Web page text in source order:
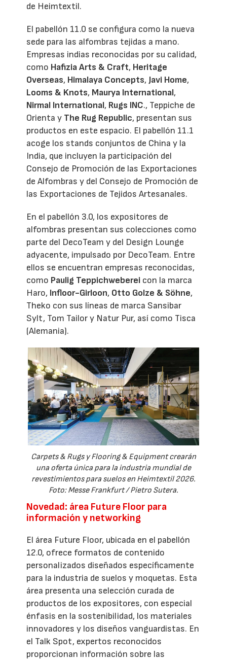
de Heimtextil.
El pabellón 11.0 se configura como la nueva
sede para las alfombras tejidas a mano.
Empresas indias reconocidas por su calidad,
como Hafizia Arts & Craft, Heritage
Overseas, Himalaya Concepts,Javi Home,
Looms & Knots, Maurya International,
Nirmal International, Rugs INC., Teppiche de
Orienta y The Rug Republic, presentan sus
productos en este espacio. El pabellón 11.1
acoge los stands conjuntos de China y la
India, que incluyen la participación del
Consejo de Promoción de las Exportaciones
de Alfombras y del Consejo de Promoción de
las Exportaciones de Tejidos Artesanales.
En el pabellón 3.0, los expositores de
alfombras presentan sus colecciones como
parte del DecoTeam y del Design Lounge
adyacente, impulsado por DecoTeam. Entre
ellos se encuentran empresas reconocidas,
como Paulig Teppichweberei con la marca
Haro, Infloor-Girloon, Otto Golze & Söhne,
Theko con sus líneas de marca Sansibar
Sylt, Tom Tailor y Natur Pur, así como Tisca
(Alemania).
Carpets & Rugs y Flooring & Equipment crearán
una oferta única para la industria mundial de
revestimientos para suelos en Heimtextil 2026.
Foto: Messe Frankfurt / Pietro Sutera.
Novedad: área Future Floor para
información y networking
El área Future Floor, ubicada en el pabellón
12.0, ofrece formatos de contenido
personalizados diseñados específicamente
para la industria de suelos y moquetas. Esta
área presenta una selección curada de
productos de los expositores, con especial
énfasis en la sostenibilidad, los materiales
innovadores y los diseños vanguardistas. En
el Talk Spot, expertos reconocidos
proporcionan información sobre las